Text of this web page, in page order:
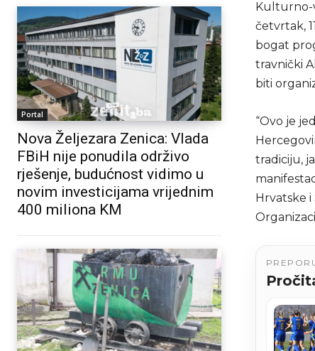
Portal
Nova Željezara Zenica: Vlada
FBiH nije ponudila održivo
rješenje, budućnost vidimo u
novim investicijama vrijednim
400 miliona KM
Kulturno-
četvrtak,
bogat
travnički
biti
“Ovo je
tradiciju,
Hrvatske i